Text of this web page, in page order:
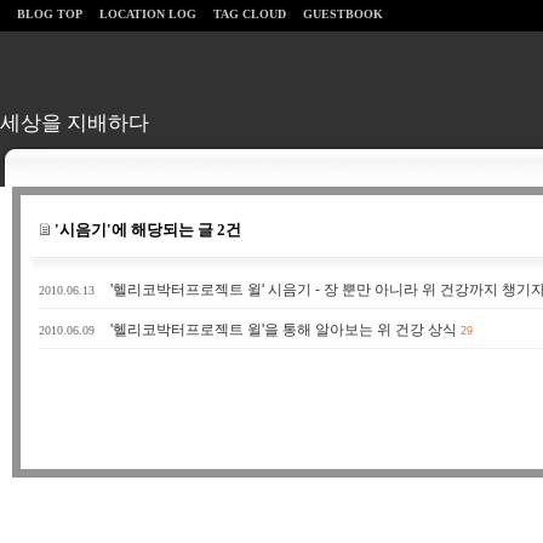
세상을 지배하다
BLOG TOP LOCATION LOG TAG CLOUD GUESTBOOK
'시음기'에 해당되는 글 2건
2010.06.13 '헬리코박터프로젝트 윌' 시음기 - 장 뿐만 아니라 위 건강까지 챙기
2010.06.09 '헬리코박터프로젝트 윌'을 통해 알아보는 위 건강 상식 29